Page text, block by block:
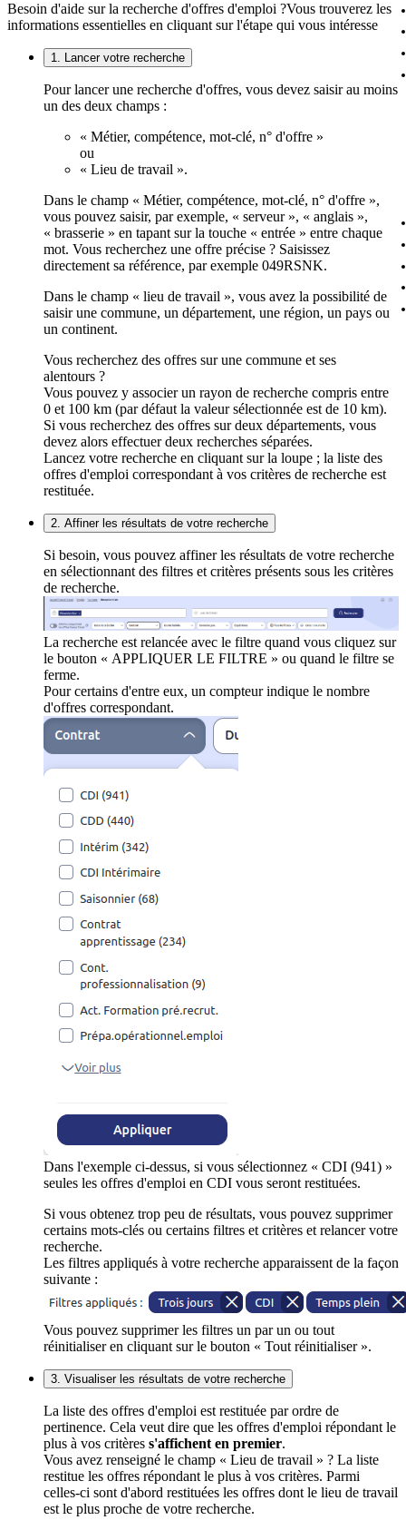
Besoin d'aide sur la recherche d'offres d'emploi ?Vous trouverez les
informations essentielles en cliquant sur l'étape qui vous intéresse
1. Lancer votre recherche
Pour lancer une recherche d'offres, vous devez saisir au moins
un des deux champs :
« Métier, compétence, mot-clé, n° d'offre »
ou
« Lieu de travail ».
Dans le champ « Métier, compétence, mot-clé, n° d'offre »,
vous pouvez saisir, par exemple, « serveur », « anglais »,
« brasserie » en tapant sur la touche « entrée » entre chaque
mot. Vous recherchez une offre précise ? Saisissez
directement sa référence, par exemple 049RSNK.
Dans le champ « lieu de travail », vous avez la possibilité de
saisir une commune, un département, une région, un pays ou
un continent.
Vous recherchez des offres sur une commune et ses
alentours ?
Vous pouvez y associer un rayon de recherche compris entre
0 et 100 km (par défaut la valeur sélectionnée est de 10 km).
Si vous recherchez des offres sur deux départements, vous
devez alors effectuer deux recherches séparées.
Lancez votre recherche en cliquant sur la loupe ; la liste des
offres d'emploi correspondant à vos critères de recherche est
restituée.
2. Affiner les résultats de votre recherche
Si besoin, vous pouvez affiner les résultats de votre recherche
en sélectionnant des filtres et critères présents sous les critères
de recherche.
La recherche est relancée avec le filtre quand vous cliquez sur
le bouton « APPLIQUER LE FILTRE » ou quand le filtre se
ferme.
Pour certains d'entre eux, un compteur indique le nombre
d'offres correspondant.
Dans l'exemple ci-dessus, si vous sélectionnez « CDI (941) »
seules les offres d'emploi en CDI vous seront restituées.
Si vous obtenez trop peu de résultats, vous pouvez supprimer
certains mots-clés ou certains filtres et critères et relancer votre
recherche.
Les filtres appliqués à votre recherche apparaissent de la façon
suivante :
Vous pouvez supprimer les filtres un par un ou tout
réinitialiser en cliquant sur le bouton « Tout réinitialiser ».
3. Visualiser les résultats de votre recherche
La liste des offres d'emploi est restituée par ordre de
pertinence. Cela veut dire que les offres d'emploi répondant le
plus à vos critères s'affichent en premier.
Vous avez renseigné le champ « Lieu de travail » ? La liste
restitue les offres répondant le plus à vos critères. Parmi
celles-ci sont d'abord restituées les offres dont le lieu de travail
est le plus proche de votre recherche.